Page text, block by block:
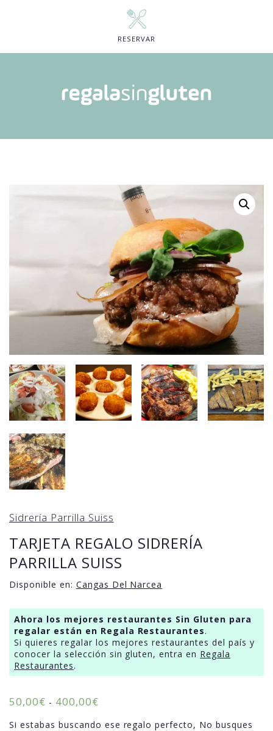
RESERVAR
Sidrería Parrilla Suiss
TARJETA REGALO SIDRERÍA
PARRILLA SUISS
Disponible en: Cangas Del Narcea
Ahora los mejores restaurantes Sin Gluten para
regalar están en Regala Restaurantes.
Si quieres regalar los mejores restaurantes del país y
conocer la selección sin gluten, entra en Regala
Restaurantes.
50,00€ - 400,00€
Si estabas buscando ese regalo perfecto, No busques